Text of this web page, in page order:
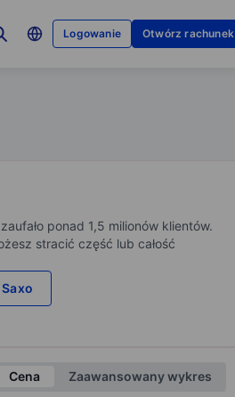
Logowanie Otwórz rachunek
ponad 1,5 milionów klientów.
stracić część lub całość
Cena
Zaawansowany wykres